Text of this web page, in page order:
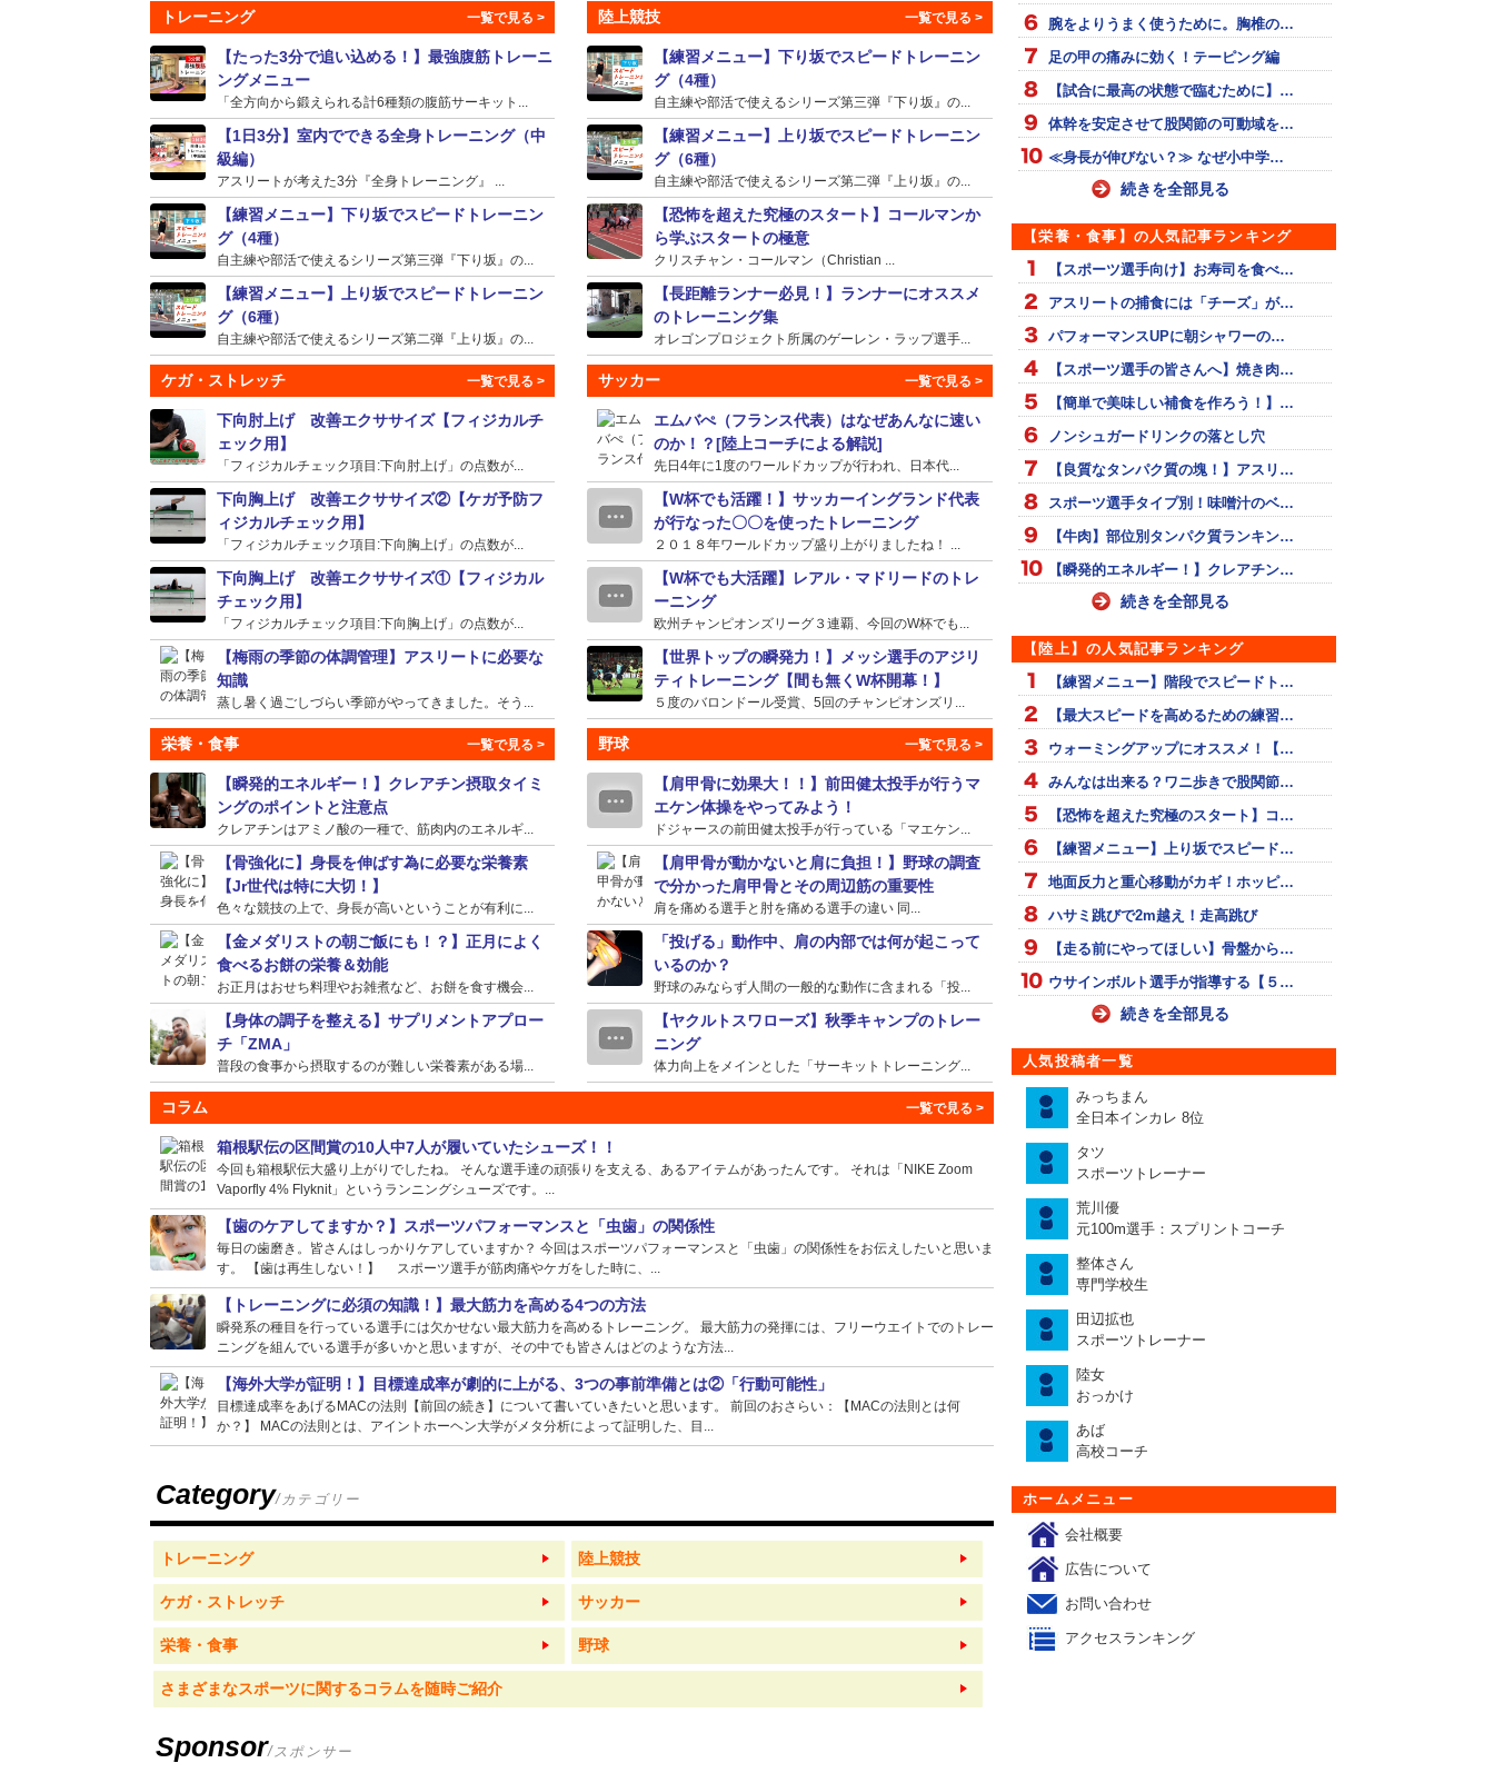
トレーニング
【たった3分で追い込める！】最強腹筋トレーニ
ングメニュー
「全方向から鍛えられる計6種類の腹筋サーキット...
【1日3分】室内でできる全身トレーニング（中
級編）
アスリートが考えた3分『全身トレーニング』 ...
【練習メニュー】下り坂でスピードトレーニン
グ（4種）
自主練や部活で使えるシリーズ第三弾『下り坂』の...
【練習メニュー】上り坂でスピードトレーニン
グ（6種）
自主練や部活で使えるシリーズ第二弾『上り坂』の...
陸上競技
【練習メニュー】下り坂でスピードトレーニン
グ（4種）
自主練や部活で使えるシリーズ第三弾『下り坂』の...
【練習メニュー】上り坂でスピードトレーニン
グ（6種）
自主練や部活で使えるシリーズ第二弾『上り坂』の...
【恐怖を超えた究極のスタート】コールマンか
ら学ぶスタートの極意
クリスチャン・コールマン（Christian ...
【長距離ランナー必見！】ランナーにオススメ
のトレーニング集
オレゴンプロジェクト所属のゲーレン・ラップ選手...
ケガ・ストレッチ
下向肘上げ 改善エクササイズ【フィジカルチ
ェック用】
「フィジカルチェック項目:下向肘上げ」の点数が...
下向胸上げ 改善エクササイズ②【ケガ予防フ
ィジカルチェック用】
「フィジカルチェック項目:下向胸上げ」の点数が...
下向胸上げ 改善エクササイズ①【フィジカル
チェック用】
「フィジカルチェック項目:下向胸上げ」の点数が...
【梅雨の季節の体調管理】アスリートに必要な
知識
蒸し暑く過ごしづらい季節がやってきました。そう...
サッカー
エムバぺ（フランス代表）はなぜあんなに速い
のか！？[陸上コーチによる解説]
先日4年に1度のワールドカップが行われ、日本代...
【W杯でも活躍！】サッカーイングランド代表
が行なった〇〇を使ったトレーニング
２０１８年ワールドカップ盛り上がりましたね！ ...
【W杯でも大活躍】レアル・マドリードのトレ
ーニング
欧州チャンピオンズリーグ３連覇、今回のW杯でも...
【世界トップの瞬発力！】メッシ選手のアジリ
ティトレーニング【間も無くW杯開幕！】
５度のバロンドール受賞、5回のチャンピオンズリ...
栄養・食事
【瞬発的エネルギー！】クレアチン摂取タイミ
ングのポイントと注意点
クレアチンはアミノ酸の一種で、筋肉内のエネルギ...
【骨強化に】身長を伸ばす為に必要な栄養素
【Jr世代は特に大切！】
色々な競技の上で、身長が高いということが有利に...
【金メダリストの朝ご飯にも！？】正月によく
食べるお餅の栄養＆効能
お正月はおせち料理やお雑煮など、お餅を食す機会...
【身体の調子を整える】サプリメントアプロー
チ「ZMA」
普段の食事から摂取するのが難しい栄養素がある場...
野球
【肩甲骨に効果大！！】前田健太投手が行うマ
エケン体操をやってみよう！
ドジャースの前田健太投手が行っている「マエケン...
【肩甲骨が動かないと肩に負担！】野球の調査
で分かった肩甲骨とその周辺筋の重要性
肩を痛める選手と肘を痛める選手の違い 同...
「投げる」動作中、肩の内部では何が起こって
いるのか？
野球のみならず人間の一般的な動作に含まれる「投...
【ヤクルトスワローズ】秋季キャンプのトレー
ニング
体力向上をメインとした「サーキットトレーニング...
コラム
箱根駅伝の区間賞の10人中7人が履いていたシューズ！！
今回も箱根駅伝大盛り上がりでしたね。 そんな選手達の頑張りを支える、あるアイテムがあったんです。 それは「NIKE Zoom
Vaporfly 4% Flyknit」というランニングシューズです。...
【歯のケアしてますか？】スポーツパフォーマンスと「虫歯」の関係性
毎日の歯磨き。皆さんはしっかりケアしていますか？ 今回はスポーツパフォーマンスと「虫歯」の関係性をお伝えしたいと思いま
す。 【歯は再生しない！】 スポーツ選手が筋肉痛やケガをした時に、...
【トレーニングに必須の知識！】最大筋力を高める4つの方法
瞬発系の種目を行っている選手には欠かせない最大筋力を高めるトレーニング。 最大筋力の発揮には、フリーウエイトでのトレー
ニングを組んでいる選手が多いかと思いますが、その中でも皆さんはどのような方法...
【海外大学が証明！】目標達成率が劇的に上がる、3つの事前準備とは②「行動可能性」
目標達成率をあげるMACの法則【前回の続き】について書いていきたいと思います。 前回のおさらい：【MACの法則とは何
か？】 MACの法則とは、アイントホーヘン大学がメタ分析によって証明した、目...
Category/カテゴリー
トレーニング 陸上競技
ケガ・ストレッチ サッカー
栄養・食事 野球
さまざまなスポーツに関するコラムを随時ご紹介
Sponsor/スポンサー
腕をよりうまく使うために。胸椎の…
足の甲の痛みに効く！テーピング編
【試合に最高の状態で臨むために】…
体幹を安定させて股関節の可動域を…
≪身長が伸びない？≫ なぜ小中学…
続きを全部見る
【栄養・食事】の人気記事ランキング
【スポーツ選手向け】お寿司を食べ…
アスリートの捕食には「チーズ」が…
パフォーマンスUPに朝シャワーの…
【スポーツ選手の皆さんへ】焼き肉…
【簡単で美味しい補食を作ろう！】…
ノンシュガードリンクの落とし穴
【良質なタンパク質の塊！】アスリ…
スポーツ選手タイプ別！味噌汁のベ…
【牛肉】部位別タンパク質ランキン…
【瞬発的エネルギー！】クレアチン…
続きを全部見る
【陸上】の人気記事ランキング
【練習メニュー】階段でスピードト…
【最大スピードを高めるための練習…
ウォーミングアップにオススメ！【…
みんなは出来る？ワニ歩きで股関節…
【恐怖を超えた究極のスタート】コ…
【練習メニュー】上り坂でスピード…
地面反力と重心移動がカギ！ホッピ…
ハサミ跳びで2m越え！走高跳び
【走る前にやってほしい】骨盤から…
ウサインボルト選手が指導する【５…
続きを全部見る
人気投稿者一覧
みっちまん
全日本インカレ 8位
タツ
スポーツトレーナー
荒川優
元100m選手：スプリントコーチ
整体さん
専門学校生
田辺拡也
スポーツトレーナー
陸女
おっかけ
あば
高校コーチ
ホームメニュー
会社概要
広告について
お問い合わせ
アクセスランキング